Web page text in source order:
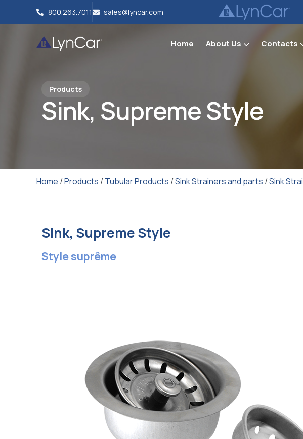
800.263.7011 sales@lyncar.com
Home About Us Contacts
Products
Sink, Supreme Style
Home /Products / Tubular Products /Sink Strainers and parts /Sink
Sink, Supreme Style
Style suprême